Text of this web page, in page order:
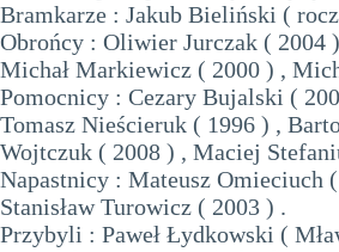
Bramkarze : Jakub Bieliński (
Obrońcy : Oliwier Jurczak ( 2004
Michał Markiewicz ( 2000 ) ,
Pomocnicy : Cezary Bujalski (
Tomasz Nieścieruk ( 1996 ) ,
Wojtczuk ( 2008 ) , Maciej
Napastnicy : Mateusz Omieciuch
Stanisław Turowicz ( 2003 ) .
Przybyli : Paweł Łydkowski (